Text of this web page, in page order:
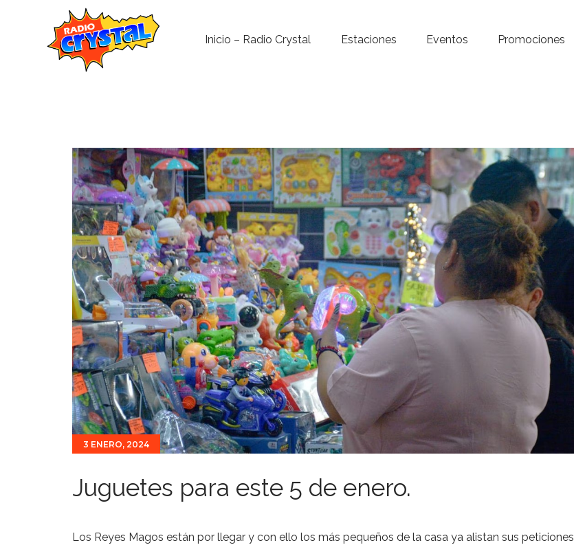
Inicio – Radio Crystal Estaciones Eventos Promociones
Noticias
Para ti
Contacto
3 ENERO, 2024
Juguetes para este 5 de enero.
Los Reyes Magos están por llegar y con ello los más pequeños de la casa ya alistan sus peticiones